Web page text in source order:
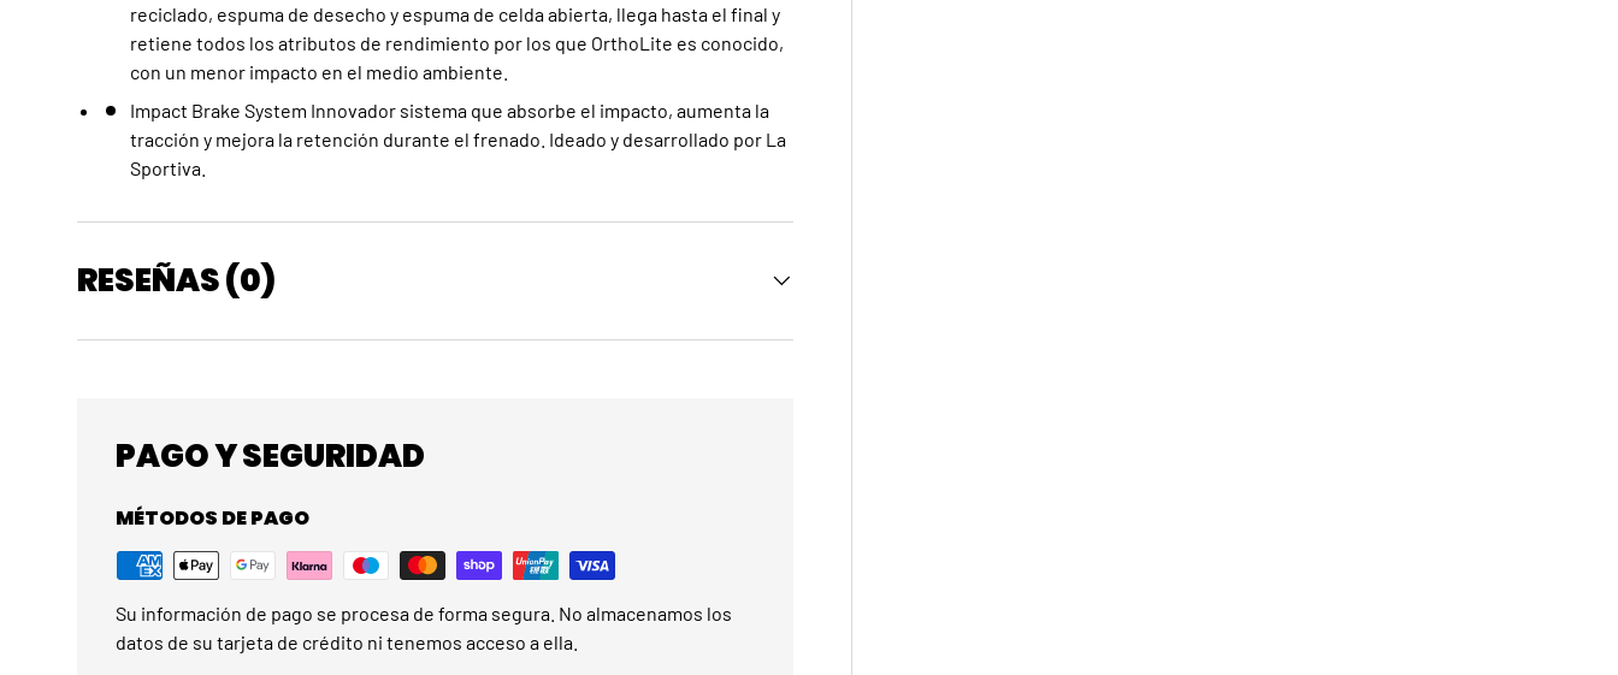
reciclado, espuma de desecho y espuma de celda abierta, llega hasta el final y
retiene todos los atributos de rendimiento por los que OrthoLite es conocido,
con un menor impacto en el medio ambiente.
Impact Brake System Innovador sistema que absorbe el impacto, aumenta la
tracción y mejora la retención durante el frenado. Ideado y desarrollado por La
Sportiva.
RESEÑAS (0)
PAGO Y SEGURIDAD
MÉTODOS DE PAGO
Su información de pago se procesa de forma segura. No almacenamos los
datos de su tarjeta de crédito ni tenemos acceso a ella.